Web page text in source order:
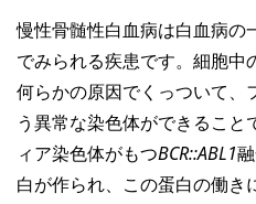
慢性骨髄性白血病は白血病の
でみられる疾患です。細胞中
何らかの原因でくっついて、
う異常な染色体ができるこ
ィア染色体がもつBCR::ABL1
白が作られ、この蛋白の働き